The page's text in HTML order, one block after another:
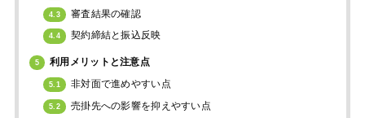
4.3 審査結果の確認
4.4 契約締結と振込反映
5 利用メリットと注意点
5.1 非対面で進めやすい点
5.2 売掛先への影響を抑えやすい点